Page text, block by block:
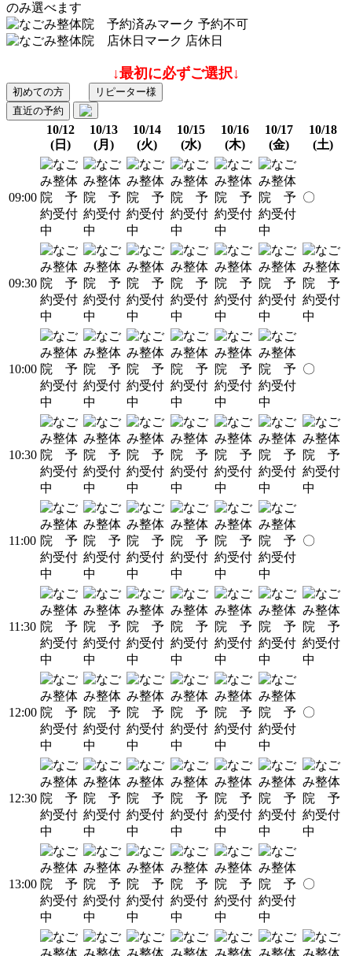
のみ選べます
予約不可
店休日
↓最初に必ずご選択↓
初めての方
リピーター様
直近の予約
10/12
(日)
10/13
(月)
10/14
(火)
10/15
(水)
10/16
(木)
10/17
(金)
10/18
(土)
09:00 〇
09:30
10:00 〇
10:30
11:00 〇
11:30
12:00 〇
12:30
13:00 〇